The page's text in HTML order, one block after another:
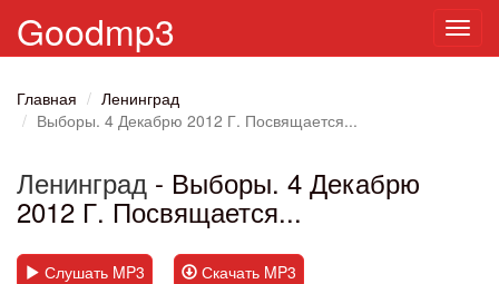
Goodmp3
Главная
Ленинград
Выборы. 4 Декабрю 2012 Г. Посвящается...
Ленинград - Выборы. 4 Декабрю
2012 Г. Посвящается...
Слушать MP3 Скачать MP3